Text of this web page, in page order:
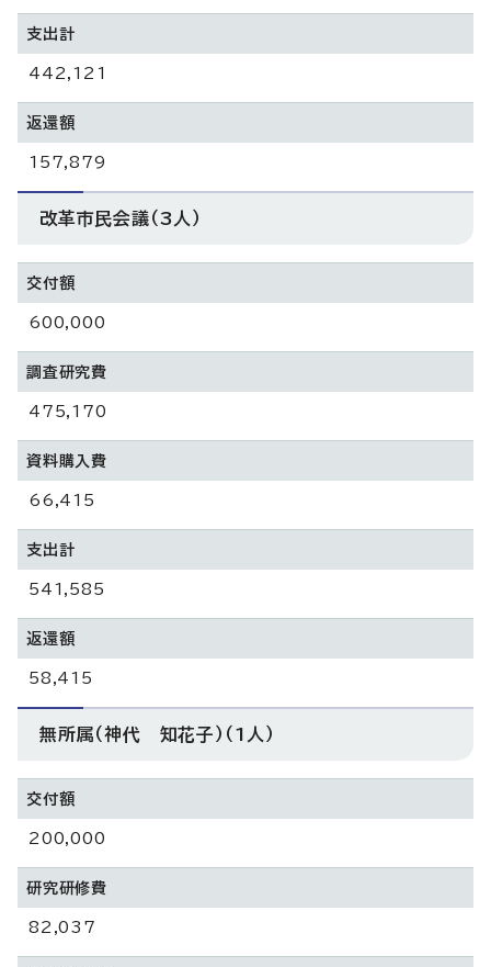
支出計
442,121
返還額
157,879
改革市民会議（3人）
交付額
600,000
調査研究費
475,170
資料購入費
66,415
支出計
541,585
返還額
58,415
無所属（神代 知花子）（1人）
交付額
200,000
研究研修費
82,037